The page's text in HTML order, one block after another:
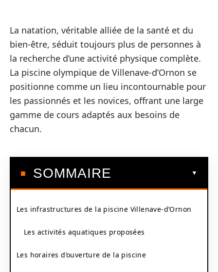
La natation, véritable alliée de la santé et du
bien-être, séduit toujours plus de personnes à
la recherche d’une activité physique complète.
La piscine olympique de Villenave-d’Ornon se
positionne comme un lieu incontournable pour
les passionnés et les novices, offrant une large
gamme de cours adaptés aux besoins de
chacun.
SOMMAIRE
Les infrastructures de la piscine Villenave-d’Ornon
Les activités aquatiques proposées
Les horaires d’ouverture de la piscine